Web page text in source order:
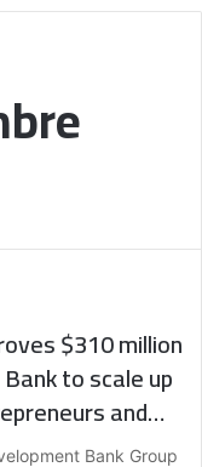
$310 million
to scale up
and
Bank Group